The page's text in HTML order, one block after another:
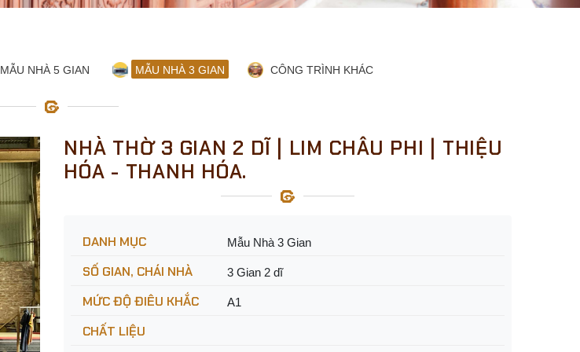
MẪU NHÀ 5 GIAN MẪU NHÀ 3 GIAN CÔNG TRÌNH KHÁC
NHÀ THỜ 3 GIAN 2 DĨ | LIM CHÂU PHI | THIỆU
HÓA - THANH HÓA.
DANH MỤC Mẫu Nhà 3 Gian
SỐ GIAN, CHÁI NHÀ 3 Gian 2 dĩ
MỨC ĐỘ ĐIÊU KHẮC A1
CHẤT LIỆU